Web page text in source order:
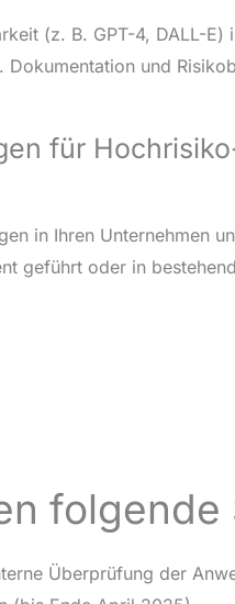
(z. B. GPT-4, DALL-
und
für
in Ihren Unternehmen
geführt oder in
folgende
Überprüfung der